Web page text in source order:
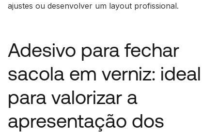
ajustes ou desenvolver um layout profissional.
Adesivo para fechar
sacola em verniz: ideal
para valorizar a
apresentação dos